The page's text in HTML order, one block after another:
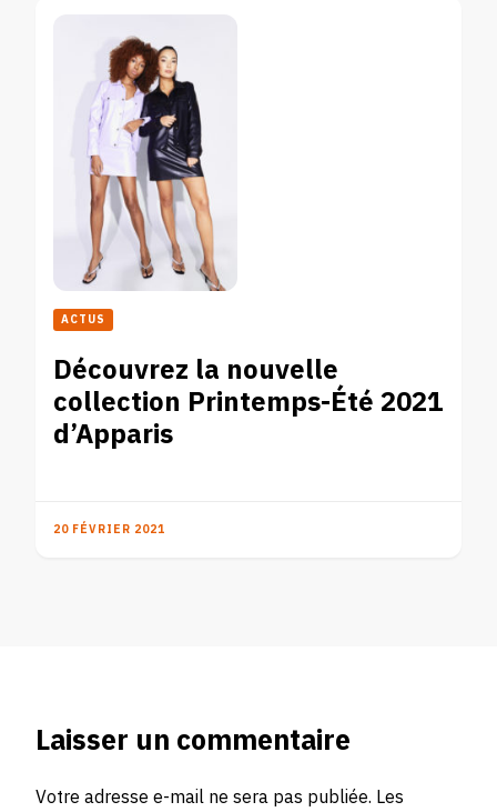
ACTUS
Découvrez la nouvelle
collection Printemps-Été 2021
d’Apparis
20 FÉVRIER 2021
Laisser un commentaire
Votre adresse e-mail ne sera pas publiée. Les